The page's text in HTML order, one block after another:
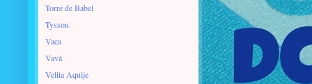
Torre de Babel
Tysson
Vaca
Vavá
Velita Aquije